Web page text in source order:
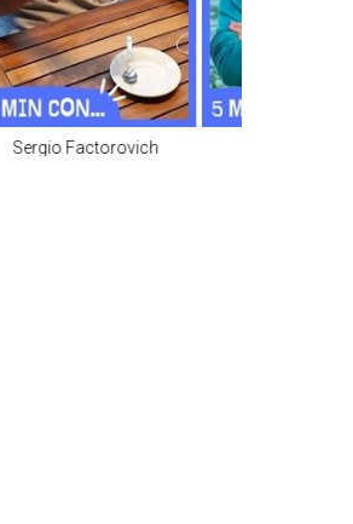
Sergio Factorovich